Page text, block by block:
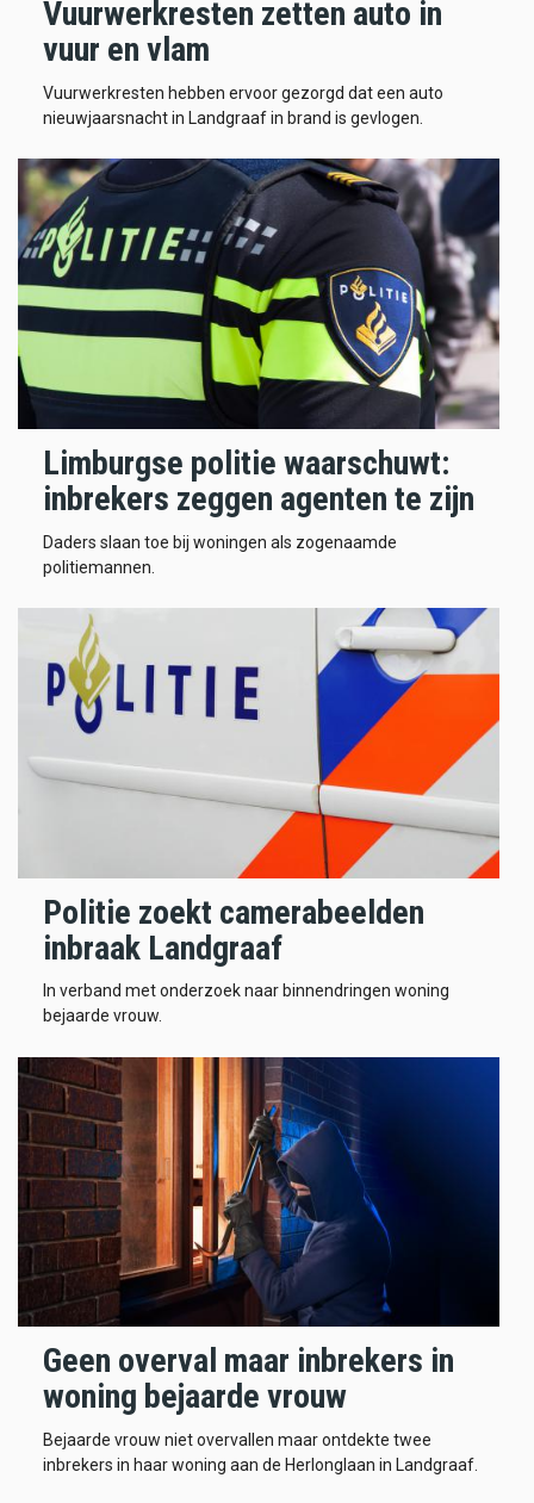
Vuurwerkresten zetten auto in
vuur en vlam
Vuurwerkresten hebben ervoor gezorgd dat een auto
nieuwjaarsnacht in Landgraaf in brand is gevlogen.
Limburgse politie waarschuwt:
inbrekers zeggen agenten te zijn
Daders slaan toe bij woningen als zogenaamde
politiemannen.
Politie zoekt camerabeelden
inbraak Landgraaf
In verband met onderzoek naar binnendringen woning
bejaarde vrouw.
Geen overval maar inbrekers in
woning bejaarde vrouw
Bejaarde vrouw niet overvallen maar ontdekte twee
inbrekers in haar woning aan de Herlonglaan in Landgraaf.